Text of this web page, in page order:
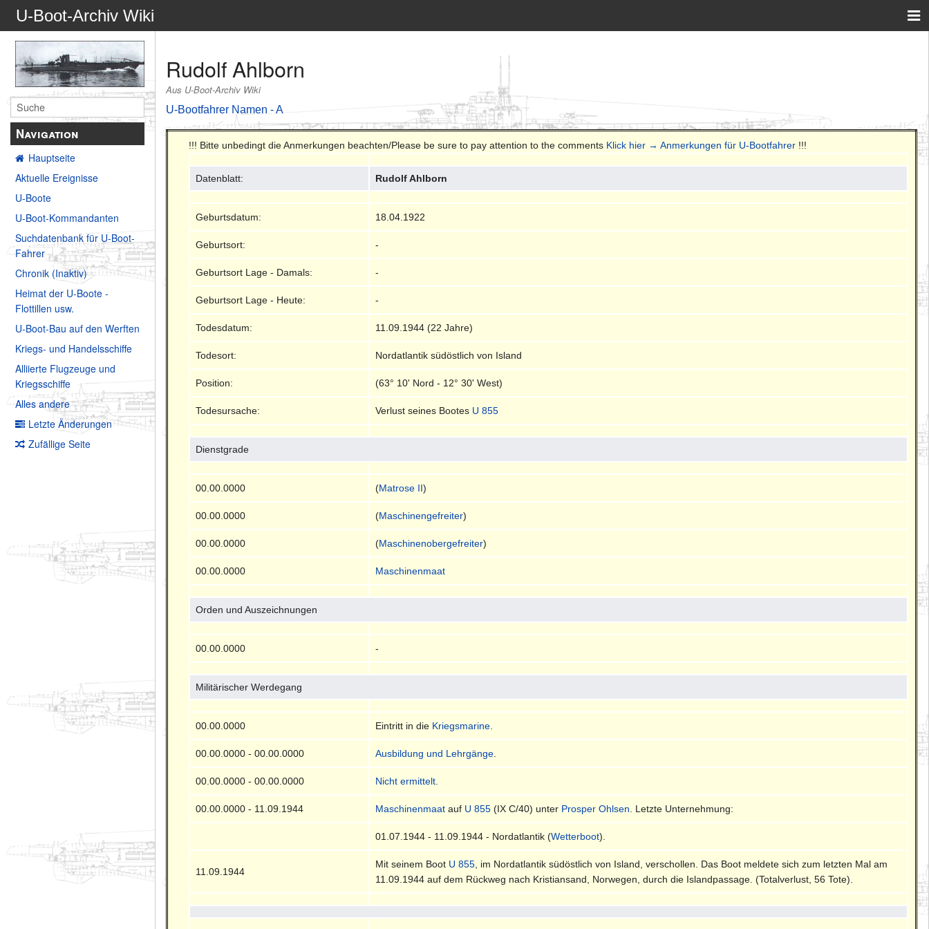
U-Boot-Archiv Wiki
Navigation
Hauptseite
Aktuelle Ereignisse
U-Boote
U-Boot-Kommandanten
Suchdatenbank für U-Boot-
Fahrer
Chronik (Inaktiv)
Heimat der U-Boote -
Flottillen usw.
U-Boot-Bau auf den Werften
Kriegs- und Handelsschiffe
Alliierte Flugzeuge und
Kriegsschiffe
Alles andere
Letzte Änderungen
Zufällige Seite
Rudolf Ahlborn
Aus U-Boot-Archiv Wiki
U-Bootfahrer Namen - A
!!! Bitte unbedingt die Anmerkungen beachten/Please be sure to pay attention to the comments Klick hier → Anmerkungen für U-Bootfahrer !!!
Datenblatt: Rudolf Ahlborn
Geburtsdatum: 18.04.1922
Geburtsort: -
Geburtsort Lage - Damals: -
Geburtsort Lage - Heute: -
Todesdatum: 11.09.1944 (22 Jahre)
Todesort: Nordatlantik südöstlich von Island
Position: (63° 10' Nord - 12° 30' West)
Todesursache: Verlust seines Bootes U 855
Dienstgrade
00.00.0000 (Matrose II)
00.00.0000 (Maschinengefreiter)
00.00.0000 (Maschinenobergefreiter)
00.00.0000 Maschinenmaat
Orden und Auszeichnungen
00.00.0000 -
Militärischer Werdegang
00.00.0000 Eintritt in die Kriegsmarine
00.00.0000 - 00.00.0000 Ausbildung und Lehrgänge
00.00.0000 - 00.00.0000 Nicht ermittelt
00.00.0000 - 11.09.1944 Maschinenmaat auf U 855 (IX C/40) unter Prosper Ohlsen . Letzte Unternehmung:
01.07.1944 - 11.09.1944 - Nordatlantik (Wetterboot).
11.09.1944
Mit seinem Boot U 855 , im Nordatlantik südöstlich von Island, verschollen. Das Boot meldete sich zum letzten Mal am
11.09.1944 auf dem Rückweg nach Kristiansand, Norwegen, durch die Islandpassage. (Totalverlust, 56 Tote).